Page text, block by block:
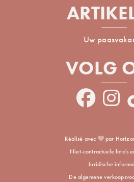
Uw
VOLG
Réalisé avec
par
Niet-contractuele foto's
Juridische
De algemene